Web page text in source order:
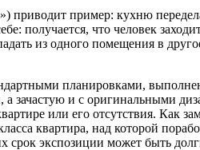
пример: кухню
получается, что человек
из одного помещения в
планировками,
а зачастую и с оригинальными
или его отсутствия. Как
квартира, над которой
срок экспозиции может быть